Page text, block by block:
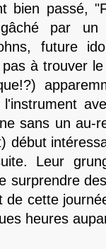
bien passé,
par un
future
à trouver
l'instrument
sans un au-
début
Leur
surprendre
de cette
heures